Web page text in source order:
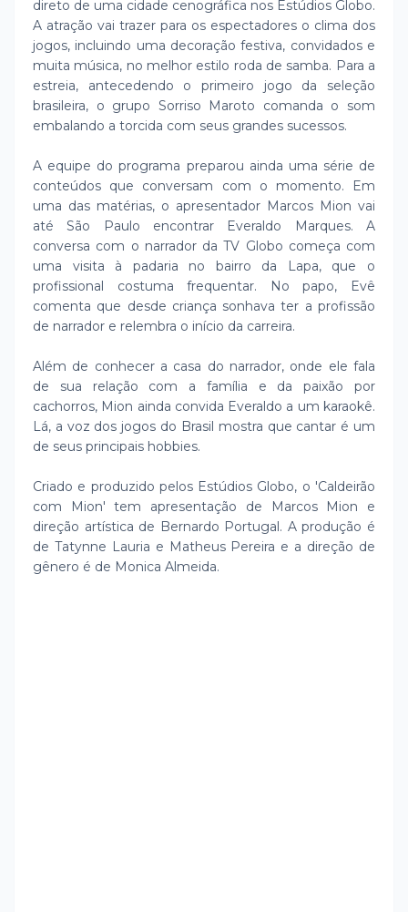
direto de uma cidade cenográfica nos Estúdios Globo.
A atração vai trazer para os espectadores o clima dos
jogos, incluindo uma decoração festiva, convidados e
muita música, no melhor estilo roda de samba. Para a
estreia, antecedendo o primeiro jogo da seleção
brasileira, o grupo Sorriso Maroto comanda o som
embalando a torcida com seus grandes sucessos.
A equipe do programa preparou ainda uma série de
conteúdos que conversam com o momento. Em
uma das matérias, o apresentador Marcos Mion vai
até São Paulo encontrar Everaldo Marques. A
conversa com o narrador da TV Globo começa com
uma visita à padaria no bairro da Lapa, que o
profissional costuma frequentar. No papo, Evê
comenta que desde criança sonhava ter a profissão
de narrador e relembra o início da carreira.
Além de conhecer a casa do narrador, onde ele fala
de sua relação com a família e da paixão por
cachorros, Mion ainda convida Everaldo a um karaokê.
Lá, a voz dos jogos do Brasil mostra que cantar é um
de seus principais hobbies.
Criado e produzido pelos Estúdios Globo, o 'Caldeirão
com Mion' tem apresentação de Marcos Mion e
direção artística de Bernardo Portugal. A produção é
de Tatynne Lauria e Matheus Pereira e a direção de
gênero é de Monica Almeida.